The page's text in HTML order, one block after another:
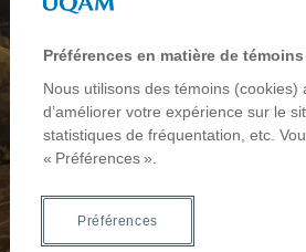
Radar à
Préférences en matière de témoins
Nous utilisons des témoins
d’améliorer votre expérience sur le
statistiques de fréquentation, etc.
« Préférences ».
Préférences